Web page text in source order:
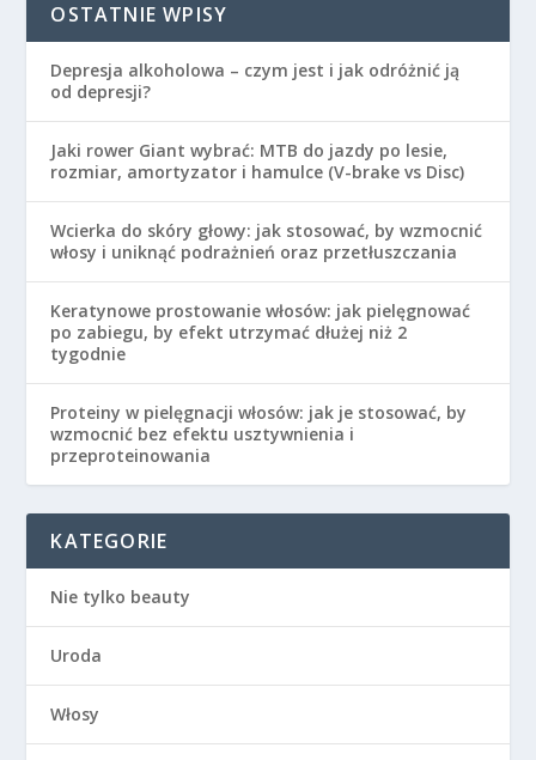
OSTATNIE WPISY
Depresja alkoholowa – czym jest i jak odróżnić ją
od depresji?
Jaki rower Giant wybrać: MTB do jazdy po lesie,
rozmiar, amortyzator i hamulce (V-brake vs Disc)
Wcierka do skóry głowy: jak stosować, by wzmocnić
włosy i uniknąć podrażnień oraz przetłuszczania
Keratynowe prostowanie włosów: jak pielęgnować
po zabiegu, by efekt utrzymać dłużej niż 2
tygodnie
Proteiny w pielęgnacji włosów: jak je stosować, by
wzmocnić bez efektu usztywnienia i
przeproteinowania
KATEGORIE
Nie tylko beauty
Uroda
Włosy